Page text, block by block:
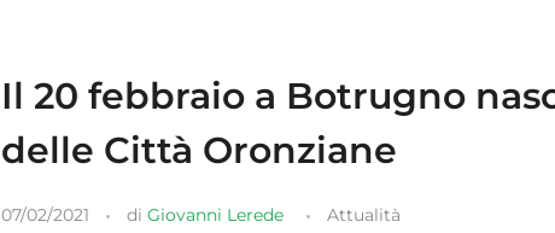
Il 20 febbraio a Botrugno
delle Città Oronziane
07/02/2021 di Giovanni Lerede Attualità